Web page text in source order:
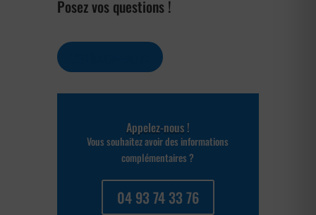
Posez vos questions !
Appelez-nous !
Vous souhaitez avoir des informations
complémentaires ?
04 93 74 33 76